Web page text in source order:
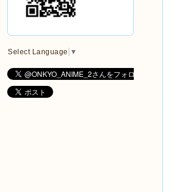
Select Language ▼